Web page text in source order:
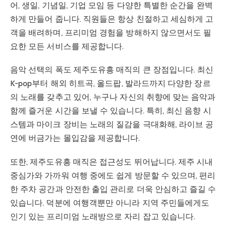
어, 생일, 기념일, 기업 모임 등 다양한 특별한 순간을 완벽
하게 만들어 줍니다. 직원들은 항상 친절하고 세심하게 고
객을 배려하며, 프리미엄 경험을 방해하지 않으면서도 필
요한 모든 서비스를 제공합니다.
음악 선택의 폭도 제주도유흥 매직의 큰 장점입니다. 최신
K-pop부터 해외 히트곡, 올드팝, 발라드까지 다양한 장르
의 노래를 갖추고 있어, 누구나 자신의 취향에 맞는 음악과
함께 즐거운 시간을 보낼 수 있습니다. 특히, 최신 음향 시
스템과 마이크 장비는 노래의 질감을 극대화해, 라이브 공
연에 버금가는 몰입감을 제공합니다.
또한, 제주도유흥 매직은 접근성도 뛰어납니다. 제주 시내
중심가와 가까워 여행 중에도 쉽게 방문할 수 있으며, 편리
한 주차 공간과 안전한 출입 관리로 더욱 안심하고 즐길 수
있습니다. 덕분에 여행객뿐만 아니라 지역 주민들에게도
인기 있는 프리미엄 노래방으로 자리 잡고 있습니다.